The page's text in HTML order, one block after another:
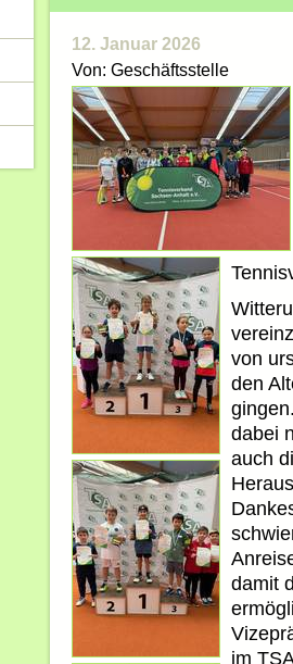
12. Januar 2026
Von: Geschäftsstelle
von
den
dabei
auch
damit
im